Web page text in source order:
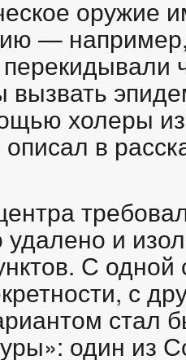
оружие
—
вызвать
холеры
описал в
и
С
с
стал
один из